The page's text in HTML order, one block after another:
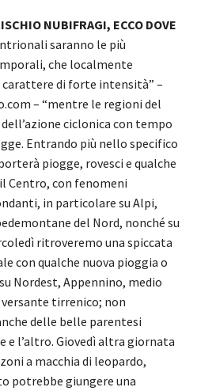
NUBIFRAGI, ECCO DOVE
saranno le più
che localmente
di forte intensità” –
– “mentre le regioni del
ciclonica con tempo
Entrando più nello specifico
piogge, rovesci e qualche
Centro, con fenomeni
in particolare su Alpi,
del Nord, nonché su
ritroveremo una spiccata
con qualche nuova pioggia o
Nordest, Appennino, medio
tirrenico; non
delle belle parentesi
e l’altro. Giovedì altra giornata
a macchia di leopardo,
potrebbe giungere una